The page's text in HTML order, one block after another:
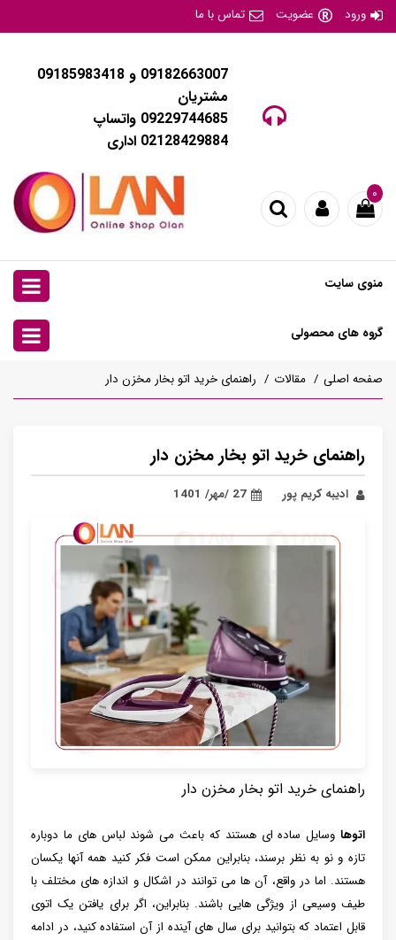
ورود عضویت تماس با ما
09182663007 و 09185983418
مشتریان
09229744685 واتساپ
02128429884 اداری
۰
منوی سایت
گروه های محصولی
صفحه اصلی مقالات راهنمای خرید اتو بخار مخزن دار
راهنمای خرید اتو بخار مخزن دار
ادیبه کریم پور 27 /مهر/ 1401
راهنمای خرید اتو بخار مخزن دار
اتوها وسایل ساده ای هستند که باعث می شوند لباس های ما دوباره
تازه و نو به نظر برسند، بنابراین ممکن است فکر کنید همه آنها یکسان
هستند. اما در واقع، آن ها می توانند در اشکال و اندازه های مختلف با
طیف وسیعی از ویژگی هایی باشند. بنابراین، اگر برای یافتن یک اتوی
قابل اعتماد که بتوانید برای سال‌ های آینده از آن استفاده کنید، در ادامه